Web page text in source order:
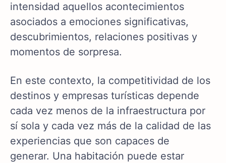
intensidad aquellos acontecimientos
asociados a emociones significativas,
descubrimientos, relaciones positivas y
momentos de sorpresa.
En este contexto, la competitividad de los
destinos y empresas turísticas depende
cada vez menos de la infraestructura por
sí sola y cada vez más de la calidad de las
experiencias que son capaces de
generar. Una habitación puede estar